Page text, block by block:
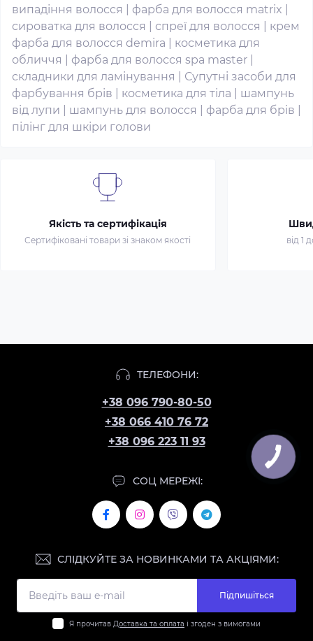
випадіння волосся
фарба для волосся matrix
сироватка для волосся
спреї для волосся
крем
фарба для волосся demira
косметика для
обличчя
фарба для волосся spa master
складники для ламінування
Супутні засоби для
фарбування брів
косметика для тіла
шампунь
від лупи
шампунь для волосся фарба для брів
пілінг для шкіри голови
Якість та сертифікація
Сертифіковані товари зі знаком якості від 1
ТЕЛЕФОНИ:
+38 096 790-80-50
+38 066 410 76 72
+38 096 223 11 93
СОЦ МЕРЕЖІ:
СЛІДКУЙТЕ ЗА НОВИНКАМИ ТА АКЦІЯМИ:
Підпишіться
Я прочитав Доставка та оплата і згоден з вимогами
КНОПКА
ЗВ'ЯЗКУ